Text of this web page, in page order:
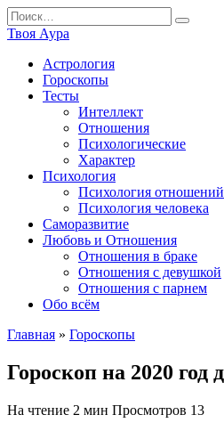
Перейти
к
содержанию
Search
for:
Твоя Аура
Астрология
Гороскопы
Тесты
Интеллект
Отношения
Психологические
Характер
Психология
Психология отношений
Психология человека
Саморазвитие
Любовь и Отношения
Отношения в браке
Отношения с девушкой
Отношения с парнем
Обо всём
Главная » Гороскопы
Гороскоп на 2020 год
На чтение 2 мин Просмотров 13